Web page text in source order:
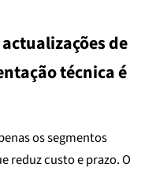
de
técnica é
os segmentos
reduz custo e prazo. O